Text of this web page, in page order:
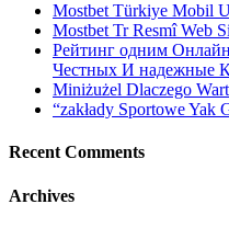
Mostbet Türkiye Mobil
Mostbet Tr Resmî Web
Рейтинг одним
Честных И надежные
Miniżużel Dlaczego
“zakłady Sportowe Yak
Recent Comments
Archives